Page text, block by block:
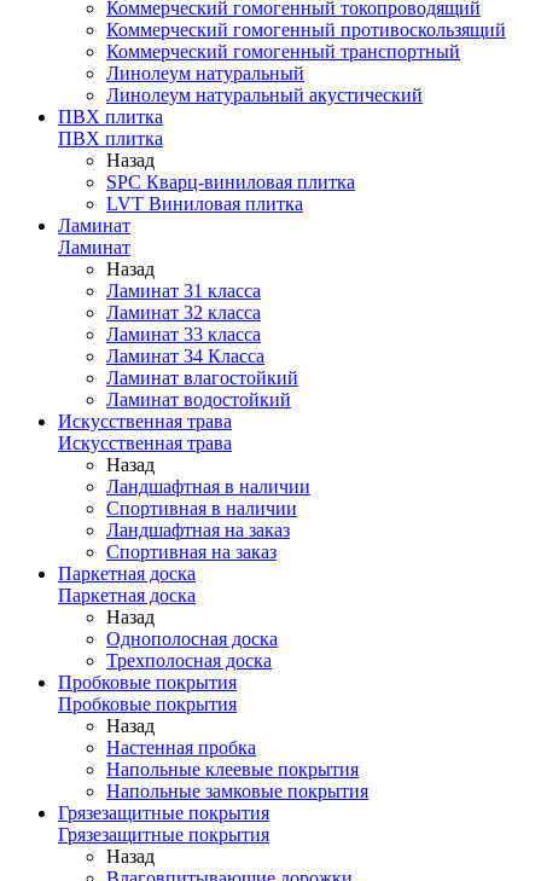
Коммерческий гомогенный токопроводящий
Коммерческий гомогенный противоскользящий
Коммерческий гомогенный транспортный
Линолеум натуральный
Линолеум натуральный акустический
ПВХ плитка
ПВХ плитка
Назад
SPC Кварц-виниловая плитка
LVT Виниловая плитка
Ламинат
Ламинат
Назад
Ламинат 31 класса
Ламинат 32 класса
Ламинат 33 класса
Ламинат 34 Класса
Ламинат влагостойкий
Ламинат водостойкий
Искусственная трава
Искусственная трава
Назад
Ландшафтная в наличии
Спортивная в наличии
Ландшафтная на заказ
Спортивная на заказ
Паркетная доска
Паркетная доска
Назад
Однополосная доска
Трехполосная доска
Пробковые покрытия
Пробковые покрытия
Назад
Настенная пробка
Напольные клеевые покрытия
Напольные замковые покрытия
Грязезащитные покрытия
Грязезащитные покрытия
Назад